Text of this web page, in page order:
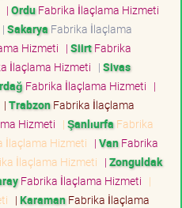
| OrduFabrika İlaçlama Hizmeti
| Sakarya Fabrika İlaçlama
Hizmeti | SiirtFabrika
İlaçlama Hizmeti | Sivas
Fabrika İlaçlama Hizmeti |
| TrabzonFabrika İlaçlama
Hizmeti | Şanlıurfa Fabrika
İlaçlama Hizmeti | VanFabrika
İlaçlama Hizmeti | Zonguldak
Fabrika İlaçlama Hizmeti |
| KaramanFabrika İlaçlama